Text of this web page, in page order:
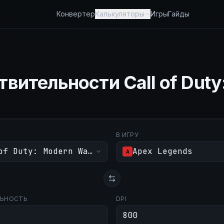
КонвертерКалькуляторы ИгрыГайды
Call of
Duty: Modern Warfare III
В ИГРУ
A Apex Legends
DPI